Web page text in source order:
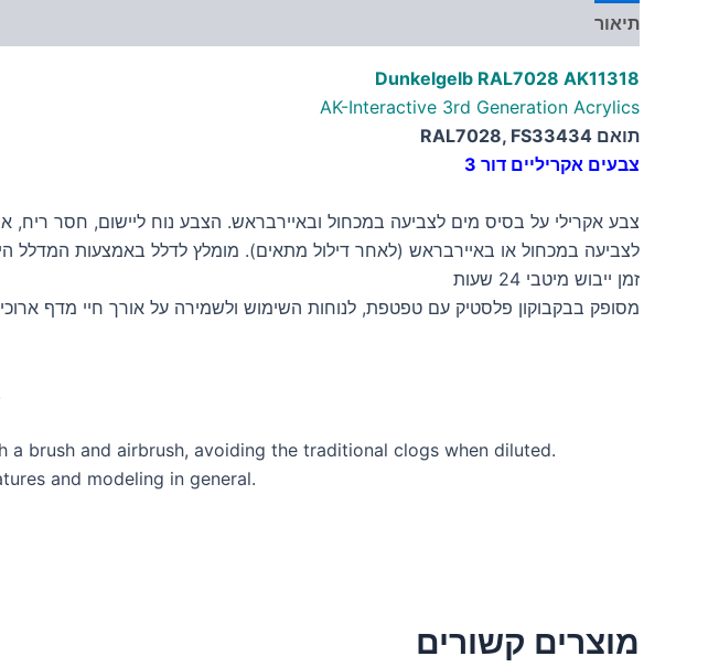
תיאור
Dunkelgelb RAL7028 AK11318
AK-Interactive 3rd Generation Acrylics
תואם RAL7028, FS33434
צבעים אקריליים דור 3
צבע אקרילי על בסיס מים לצביעה במכחול ובאיירבראש. הצבע נוח ליישום, חסר ריח,
לצביעה במכחול או באיירבראש (לאחר דילול מתאים). מומלץ לדלל באמצעות המדלל
זמן ייבוש מיטבי 24 שעות
מסופק בבקבוקון פלסטיק עם טפטפת, לנוחות השימוש ולשמירה על אורך חיי מדף
brush and airbrush, avoiding the traditional clogs when diluted.
and modeling in general.
מוצרים קשורים